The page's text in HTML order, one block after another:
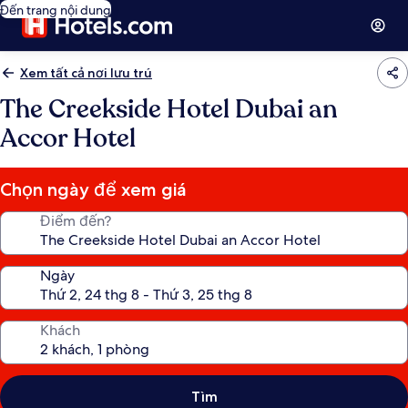
Đến trang nội dung
Xem tất cả nơi lưu trú
The Creekside Hotel Dubai an
Accor Hotel
Chọn ngày để xem giá
Điểm đến?
Ngày
Khách
Tìm